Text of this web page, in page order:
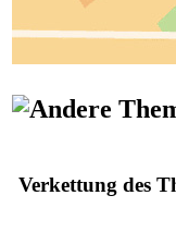
Verkettung des